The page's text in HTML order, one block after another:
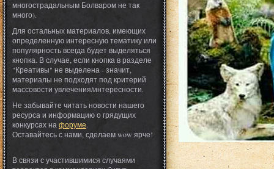
многострадальным Болваром не так
много).
Для остальных материалов, имеющих
определенную интересную тематику или
популярность всегда будет выделяться
кнопка. В случае, если кнопка в разделе
"Креативы" не выделена - значит,
материалы не подходят под критерий
массовости увлечения/интересности.
Не забывайте читать новости нашего
ресурса и информацию о грядущих
конкурсах на форуме.
Оставайтесь с нами, сделаем wow ярче!
В связи с участившимися случаями